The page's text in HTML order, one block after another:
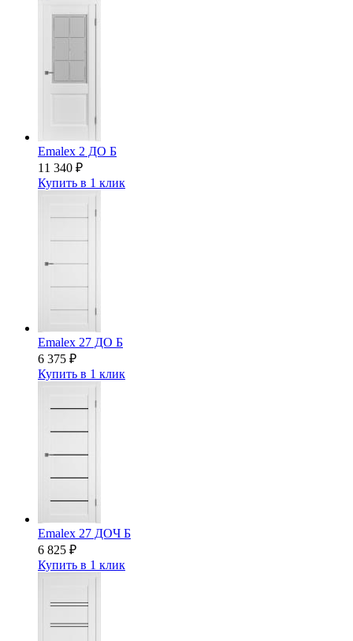
Emalex 2 ДО Б
11 340 ₽
Купить в 1 клик
Emalex 27 ДО Б
6 375 ₽
Купить в 1 клик
Emalex 27 ДОЧ Б
6 825 ₽
Купить в 1 клик